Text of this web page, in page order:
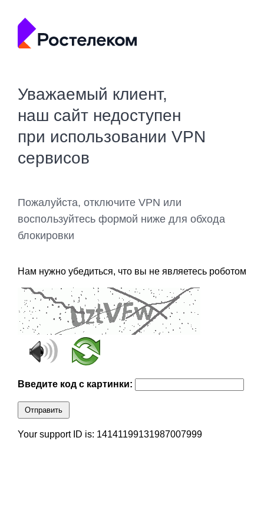
Уважаемый клиент,
наш сайт недоступен
при использовании VPN
сервисов
Пожалуйста, отключите VPN или
воспользуйтесь формой ниже для обхода
блокировки
Нам нужно убедиться, что вы не являетесь роботом
Введите код с картинки:
Отправить
Your support ID is: 14141199131987007999